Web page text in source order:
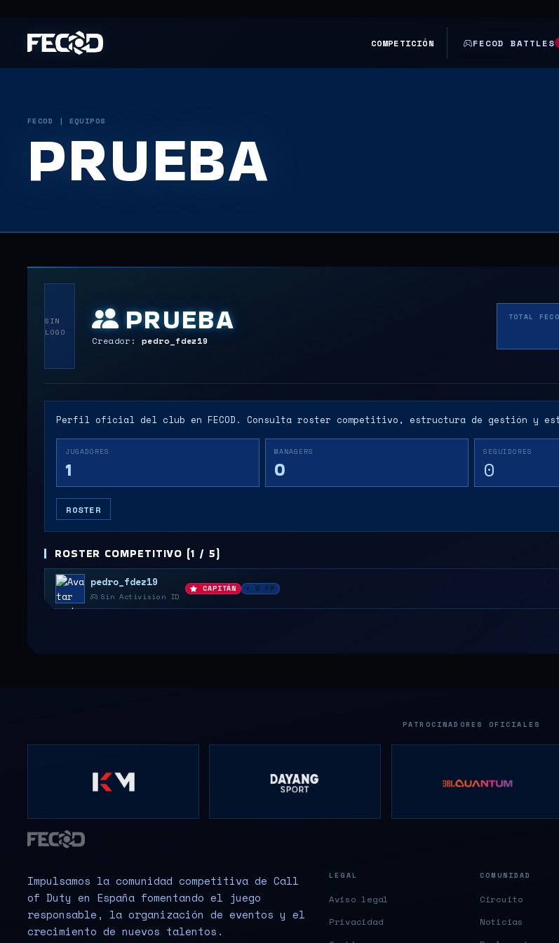
COMPETICIÓN FECOD BATTLES
FECOD | EQUIPOS
PRUEBA
SIN
LOGO
PRUEBA
Creador:pedro_fdez19
TOTAL
Perfil oficial del club en FECOD. Consulta roster competitivo, estructura de gestión y
JUGADORES
1
MANAGERS
0
SEGUIDORES
0
ROSTER
ROSTER COMPETITIVO (1 / 5)
pedro_fdez19
Sin Activision ID
CAPITÁN • 0 FP
PATROCINADORES OFICIALES
Impulsamos la comunidad competitiva de Call
of Duty en España fomentando el juego
responsable, la organización de eventos y el
crecimiento de nuevos talentos.
LEGAL
Aviso legal
Privacidad
COMUNIDAD
Circuito
Noticias